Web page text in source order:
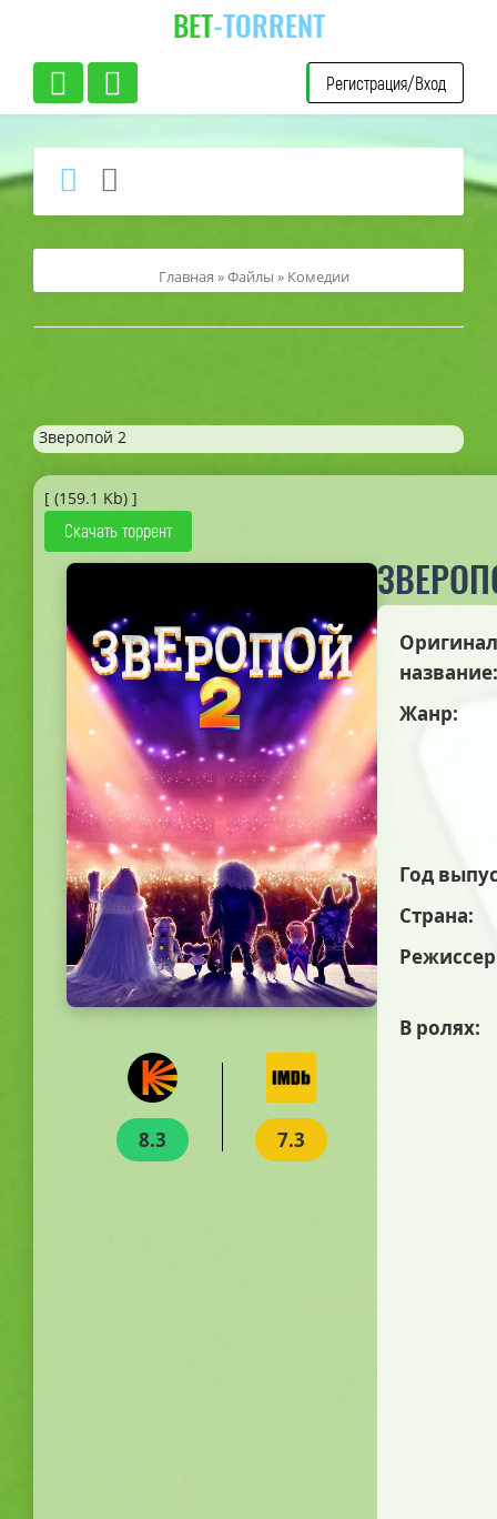
BET-TORRENT
Регистрация/Вход
Главная »Файлы » Комедии
Зверопой 2
[ (159.1 Kb) ]
Скачать торрент
8.3 7.3
название:
Жанр:
Год
Страна:
В ролях: